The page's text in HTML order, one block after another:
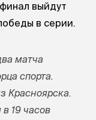
выйдут
в серии.
матча
спорта.
Красноярска.
19 часов